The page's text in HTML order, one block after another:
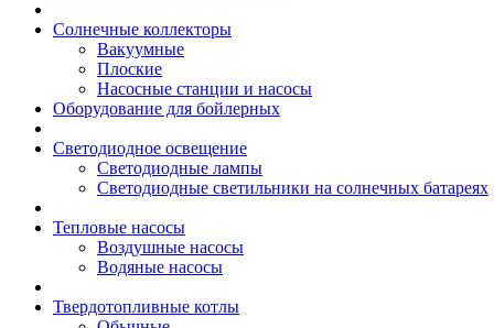
Солнечные коллекторы
Вакуумные
Плоские
Насосные станции и насосы
Оборудование для бойлерных
Светодиодное освещение
Светодиодные лампы
Светодиодные светильники на солнечных батареях
Тепловые насосы
Воздушные насосы
Водяные насосы
Твердотопливные котлы